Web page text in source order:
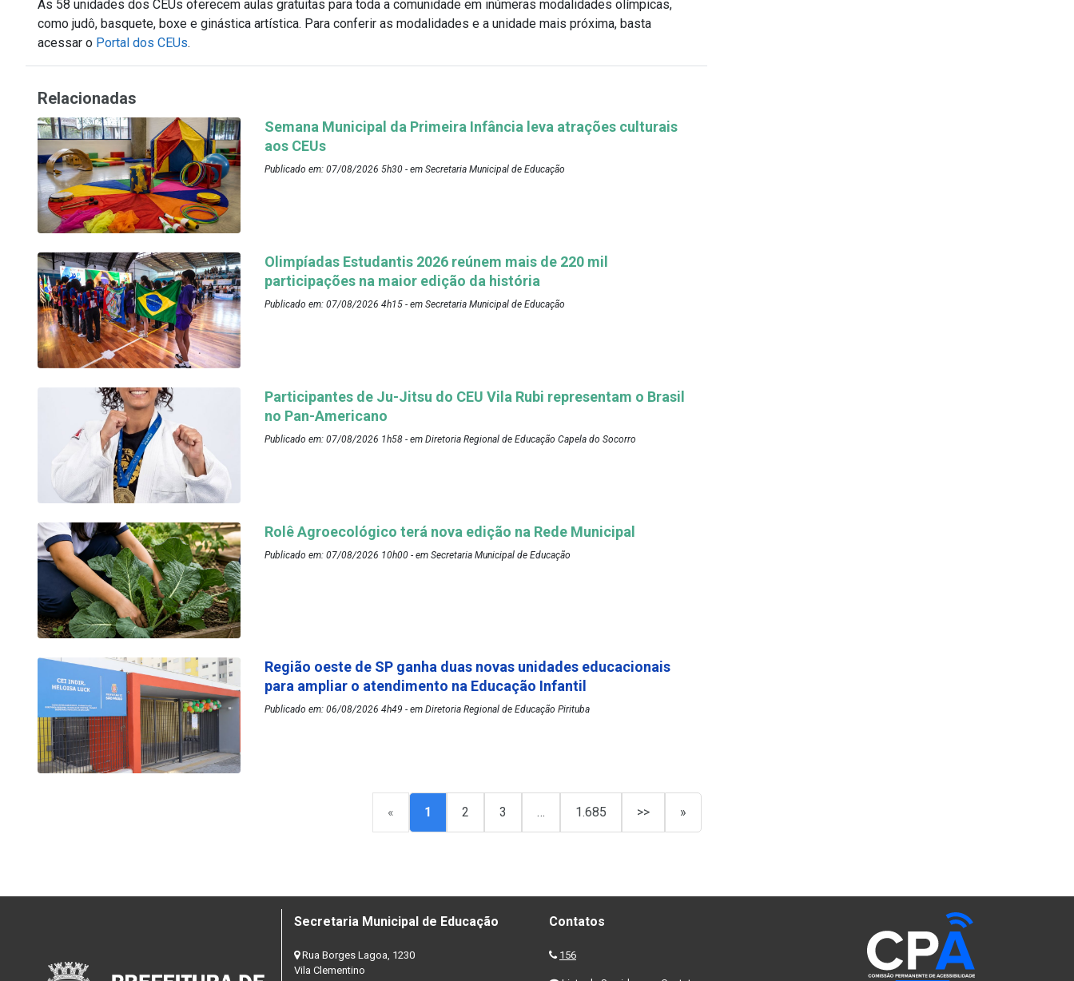
As 58 unidades dos CEUs oferecem aulas gratuitas para toda a comunidade em inúmeras modalidades olímpicas,
como judô, basquete, boxe e ginástica artística. Para conferir as modalidades e a unidade mais próxima, basta
acessar o Portal dos CEUs.
Relacionadas
Semana Municipal da Primeira Infância leva atrações culturais
aos CEUs
Publicado em: 07/08/2026 5h30 - em Secretaria Municipal de Educação
Olimpíadas Estudantis 2026 reúnem mais de 220 mil
participações na maior edição da história
Publicado em: 07/08/2026 4h15 - em Secretaria Municipal de Educação
Participantes de Ju-Jitsu do CEU Vila Rubi representam o Brasil
no Pan-Americano
Publicado em: 07/08/2026 1h58 - em Diretoria Regional de Educação Capela do Socorro
Rolê Agroecológico terá nova edição na Rede Municipal
Publicado em: 07/08/2026 10h00 - em Secretaria Municipal de Educação
Região oeste de SP ganha duas novas unidades educacionais
para ampliar o atendimento na Educação Infantil
Publicado em: 06/08/2026 4h49 - em Diretoria Regional de Educação Pirituba
« 1 2 3 … 1.685 >> »
Secretaria Municipal de Educação
Rua Borges Lagoa, 1230
Vila Clementino
Contatos
156